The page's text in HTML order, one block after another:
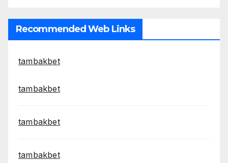
Recommended Web Links
tambakbet
tambakbet
tambakbet
tambakbet